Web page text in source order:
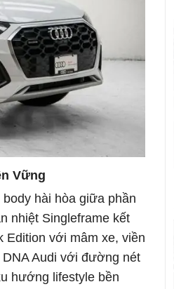
Vững
hài hòa giữa phần
nhiệt Singleframe kết
Edition với mâm xe, viền
Audi với đường nét
hướng lifestyle bền